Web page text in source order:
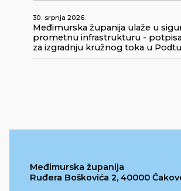
30. srpnja 2026.
Međimurska županija ulaže u
prometnu infrastrukturu -
za izgradnju kružnog toka u
Međimurska županija
Ruđera Boškovića 2, 40000